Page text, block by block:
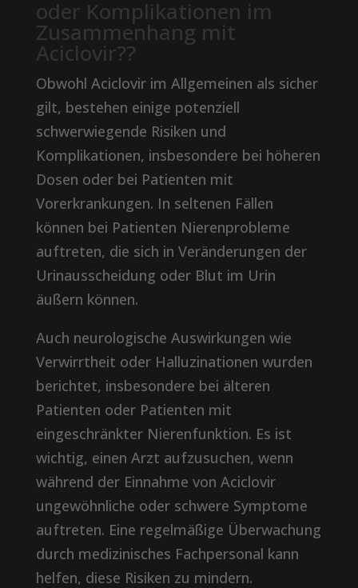
oder Komplikationen im
Zusammenhang mit
Aciclovir??
Obwohl Aciclovir im Allgemeinen als sicher
gilt, bestehen einige potenziell
schwerwiegende Risiken und
Komplikationen, insbesondere bei höheren
Dosen oder bei Patienten mit
Vorerkrankungen. In seltenen Fällen
können bei Patienten Nierenprobleme
auftreten, die sich in Veränderungen der
Urinausscheidung oder Blut im Urin
äußern können.
Auch neurologische Auswirkungen wie
Verwirrtheit oder Halluzinationen wurden
berichtet, insbesondere bei älteren
Patienten oder Patienten mit
eingeschränkter Nierenfunktion. Es ist
wichtig, einen Arzt aufzusuchen, wenn
während der Einnahme von Aciclovir
ungewöhnliche oder schwere Symptome
auftreten. Eine regelmäßige Überwachung
durch medizinisches Fachpersonal kann
helfen, diese Risiken zu mindern.